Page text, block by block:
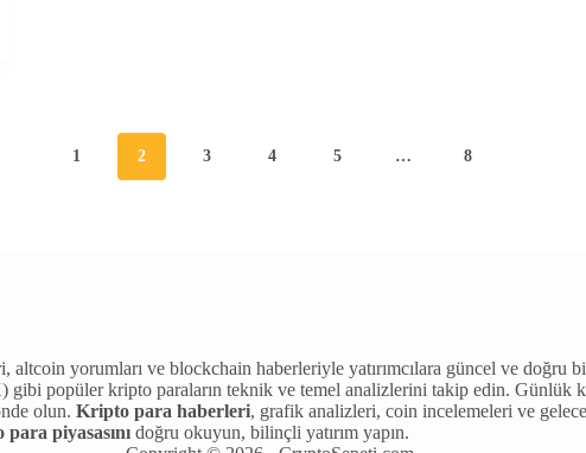
1 2 3 4 5 … 8
altcoin yorumları ve blockchain haberleriyle yatırımcılara güncel ve
popüler kripto paraların teknik ve temel analizlerini takip edin. Günlük
olun. Kripto para haberleri, grafik analizleri, coin incelemeleri ve
piyasasını doğru okuyun, bilinçli yatırım yapın.